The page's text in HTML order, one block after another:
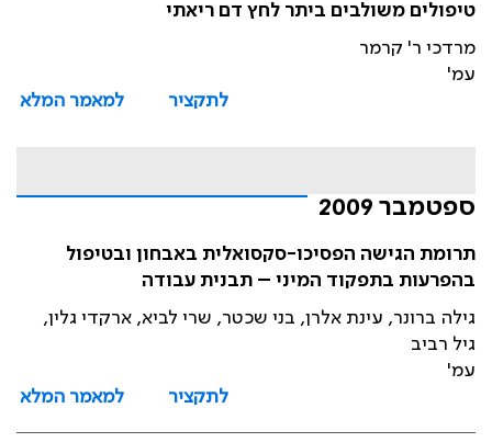
טיפולים משולבים ביתר לחץ דם ריאתי
מרדכי ר' קרמר
עמ'
לתקציר
למאמר המלא
ספטמבר 2009
תרומת הגישה הפסיכו-סקסואלית באבחון ובטיפול
בהפרעות בתפקוד המיני – תבנית עבודה
גילה ברונר, עינת אלרן, בני שכטר, שרי לביא, ארקדי גלין,
גיל רביב
עמ'
לתקציר
למאמר המלא